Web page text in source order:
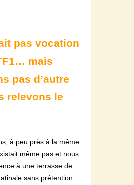
pas vocation
mais
pas d’autre
relevons le
à peu près à la même
même pas et nous
à une terrasse de
sans prétention